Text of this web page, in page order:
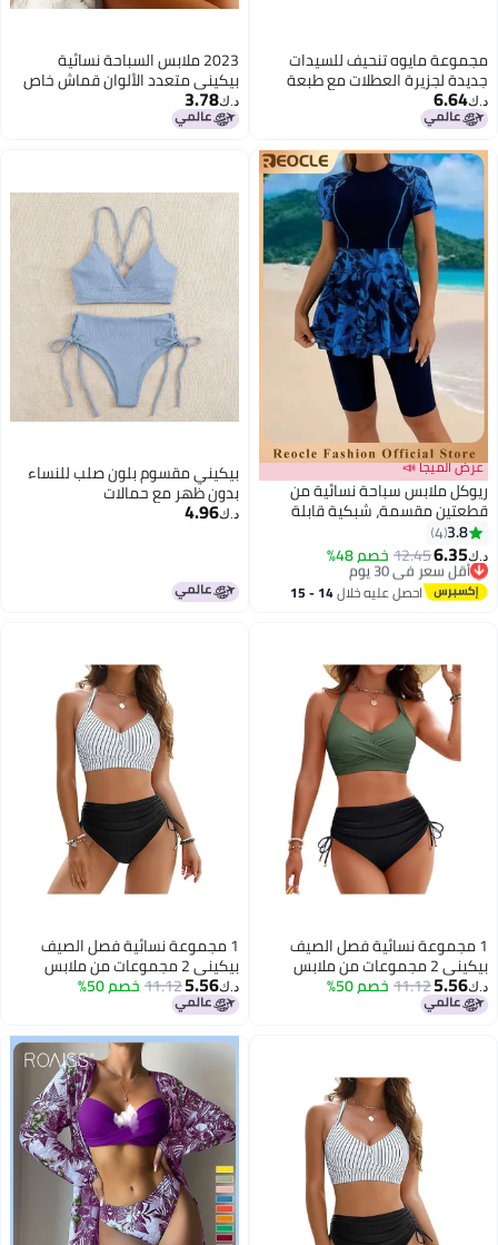
مجموعة مايوه تنحيف للسيدات
جديدة لجزيرة العطلات مع طبعة
أوراق القيقب - ثلاث قطع
د.ك‏6.64
2023 ملابس السباحة نسائية
بيكيني متعدد الألوان قماش خاص
بيكيني ملابس السباحة نسائية 015
د.ك‏3.78
عرض الميجا 📣
ريوكل ملابس سباحة نسائية من
قطعتين مقسمة، شبكية قابلة
للتهوية، بأكمام قصيرة، مطبوعة
بالزهور، مع شورت قصير للأولاد، بدلة
سباحة محتشمة
3.8
4
د.ك‏6.35
12.45خصم 48% أقل سعر في 30 يوم
بتخلّص بسرعة
أقل سعر في 30 يوماحصل عليه خلال 14 - 15
بيكيني مقسوم بلون صلب للنساء
بدون ظهر مع حمالات
د.ك‏4.96
1 مجموعة نسائية فصل الصيف
بيكيني 2 مجموعات من ملابس
السباحة صدري مع السراويل الثلاثي
د.ك‏5.56
11.12خصم 50%
1 مجموعة نسائية فصل الصيف
بيكيني 2 مجموعات من ملابس
السباحة صدري مع السراويل الثلاثي
د.ك‏5.56
11.12خصم 50%